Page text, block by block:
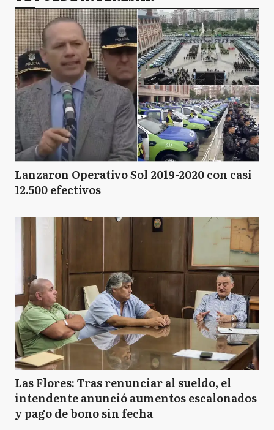
Lanzaron Operativo Sol 2019-2020 con casi
12.500 efectivos
Las Flores: Tras renunciar al sueldo, el
intendente anunció aumentos escalonados
y pago de bono sin fecha